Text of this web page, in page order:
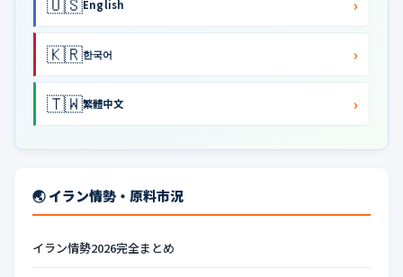
English ›
🇰🇷한국어 ›
🇹🇼繁體中文 ›
🌏 イラン情勢・原料市況
イラン情勢2026完全まとめ